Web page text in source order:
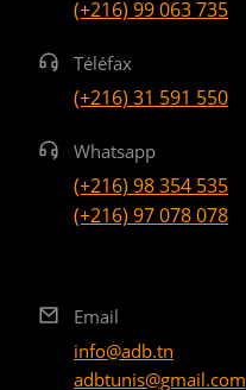
(+216) 99 063 735
Téléfax
(+216) 31 591 550
Whatsapp
(+216) 98 354 535
(+216) 97 078 078
Email
info@adb.tn
adbtunis@gmail.com